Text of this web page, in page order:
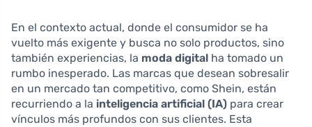
En el contexto actual, donde el consumidor se ha
vuelto más exigente y busca no solo productos, sino
también experiencias, la moda digital ha tomado un
rumbo inesperado. Las marcas que desean sobresalir
en un mercado tan competitivo, como Shein, están
recurriendo a la inteligencia artificial (IA) para crear
vínculos más profundos con sus clientes. Esta